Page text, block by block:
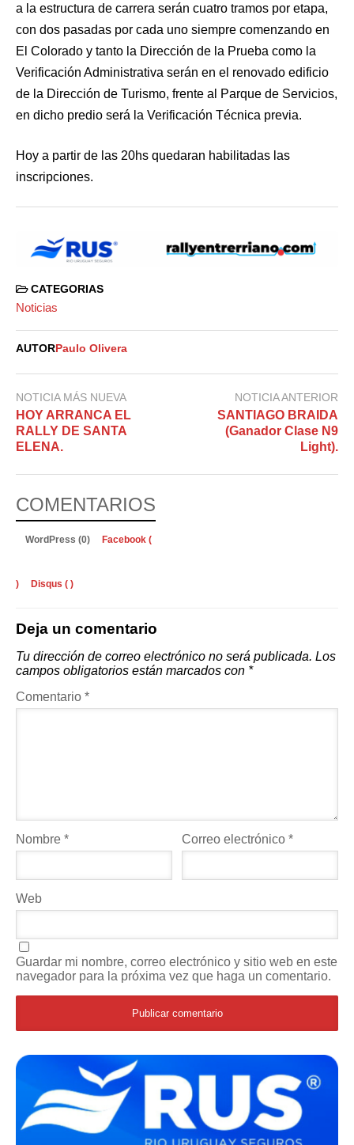
a la estructura de carrera serán cuatro tramos por etapa,
con dos pasadas por cada uno siempre comenzando en
El Colorado y tanto la Dirección de la Prueba como la
Verificación Administrativa serán en el renovado edificio
de la Dirección de Turismo, frente al Parque de Servicios,
en dicho predio será la Verificación Técnica previa.
Hoy a partir de las 20hs quedaran habilitadas las
inscripciones.
CATEGORIAS
Noticias
AUTOR Paulo Olivera
NOTICIA MÁS NUEVA
HOY ARRANCA EL
RALLY DE SANTA
ELENA.
NOTICIA ANTERIOR
SANTIAGO BRAIDA
(Ganador Clase N9
Light).
COMENTARIOS
WordPress (0) Facebook (
) Disqus ( )
Deja un comentario
Tu dirección de correo electrónico no será publicada. Los
campos obligatorios están marcados con *
Comentario *
Nombre * Correo electrónico*
Web
Guardar mi nombre, correo electrónico y sitio web en este
navegador para la próxima vez que haga un comentario.